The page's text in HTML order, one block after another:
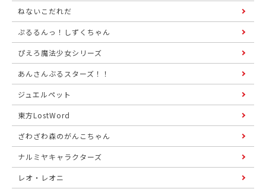
ねないこだれだ
ぷるるんっ！しずくちゃん
ぴえろ魔法少女シリーズ
あんさんぶるスターズ！！
ジュエルペット
東方LostWord
ざわざわ森のがんこちゃん
ナルミヤキャラクターズ
レオ・レオニ